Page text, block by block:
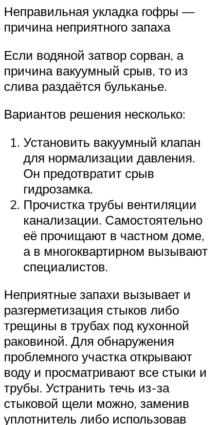
Неправильная укладка гофры —
причина неприятного запаха
Если водяной затвор сорван, а
причина вакуумный срыв, то из
слива раздаётся бульканье.
Вариантов решения несколько:
Установить вакуумный клапан
для нормализации давления.
Он предотвратит срыв
гидрозамка.
Прочистка трубы вентиляции
канализации. Самостоятельно
её прочищают в частном доме,
а в многоквартирном вызывают
специалистов.
Неприятные запахи вызывает и
разгерметизация стыков либо
трещины в трубах под кухонной
раковиной. Для обнаружения
проблемного участка открывают
воду и просматривают все стыки и
трубы. Устранить течь из-за
стыковой щели можно, заменив
уплотнитель либо использовав